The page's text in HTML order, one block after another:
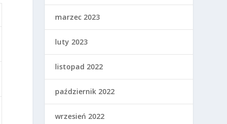
marzec 2023
luty 2023
listopad 2022
październik 2022
wrzesień 2022